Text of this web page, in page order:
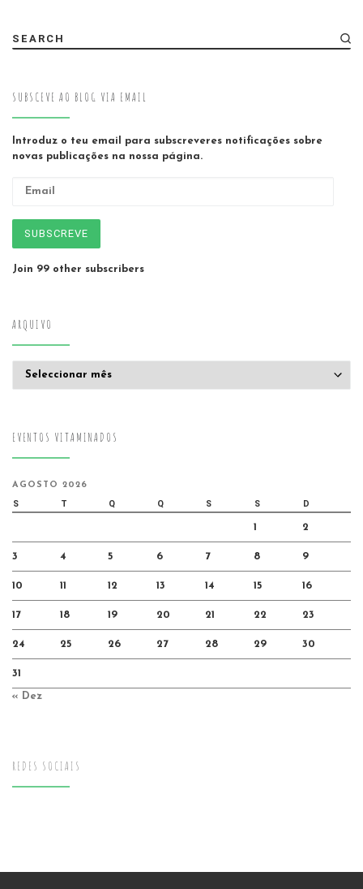
SEARCH
SUBSCEVE AO BLOG VIA EMAIL
Introduz o teu email para subscreveres notificações sobre
novas publicações na nossa página.
SUBSCREVE
Join 99 other subscribers
ARQUIVO
EVENTOS VITAMINADOS
AGOSTO 2026
S T Q Q S S D
1 2
3 4 5 6 7 8 9
10 11 12 13 14 15 16
17 18 19 20 21 22 23
24 25 26 27 28 29 30
31
« Dez
REDES SOCIAIS